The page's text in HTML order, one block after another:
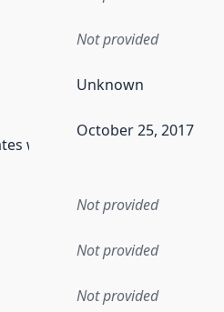
Not provided
Unknown
when the data in this
October 25, 2017
Not provided
Not provided
Not provided